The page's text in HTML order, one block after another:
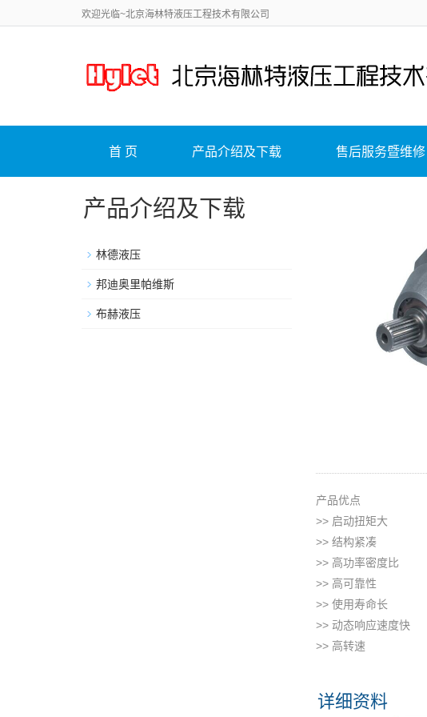
欢迎光临~北京海林特液压工程技术有限公司
首 页 产品介绍及下载 售后服务暨维修
产品优点
>> 启动扭矩大
>> 结构紧凑
>> 高功率密度比
>> 高可靠性
>> 使用寿命长
>> 动态响应速度快
>> 高转速
详细资料
产品介绍及下载
林德液压
邦迪奥里帕维斯
布赫液压